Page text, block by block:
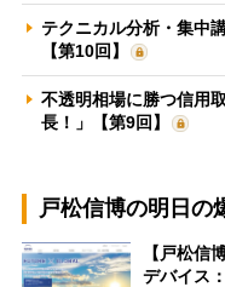
テクニカル分析・集中
【第10回】
不透明相場に勝つ信用
長！」【第9回】
戸松信博の明日の
【戸松信
デバイス